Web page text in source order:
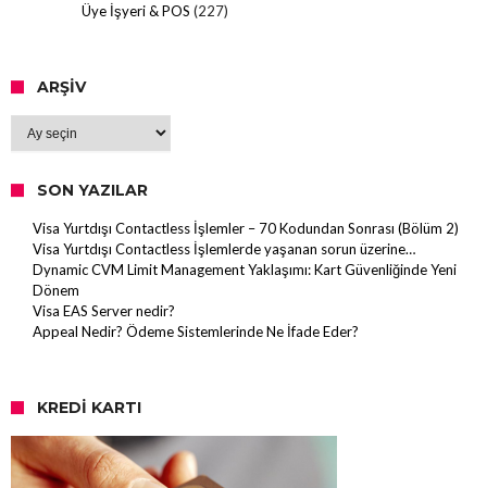
Üye İşyeri & POS (227)
ARŞIV
SON YAZILAR
Visa Yurtdışı Contactless İşlemler – 70 Kodundan Sonrası (Bölüm 2)
Visa Yurtdışı Contactless İşlemlerde yaşanan sorun üzerine…
Dynamic CVM Limit Management Yaklaşımı: Kart Güvenliğinde Yeni
Dönem
Visa EAS Server nedir?
Appeal Nedir? Ödeme Sistemlerinde Ne İfade Eder?
KREDI KARTI